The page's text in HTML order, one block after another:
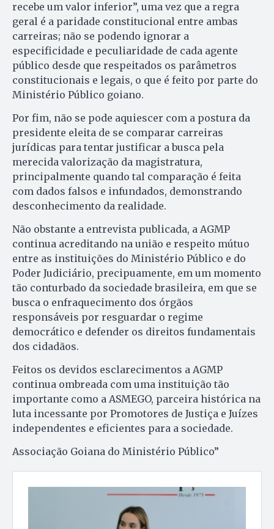
recebe um valor inferior”, uma vez que a regra
geral é a paridade constitucional entre ambas
carreiras; não se podendo ignorar a
especificidade e peculiaridade de cada agente
público desde que respeitados os parâmetros
constitucionais e legais, o que é feito por parte do
Ministério Público goiano.
Por fim, não se pode aquiescer com a postura da
presidente eleita de se comparar carreiras
jurídicas para tentar justificar a busca pela
merecida valorização da magistratura,
principalmente quando tal comparação é feita
com dados falsos e infundados, demonstrando
desconhecimento da realidade.
Não obstante a entrevista publicada, a AGMP
continua acreditando na união e respeito mútuo
entre as instituições do Ministério Público e do
Poder Judiciário, precipuamente, em um momento
tão conturbado da sociedade brasileira, em que se
busca o enfraquecimento dos órgãos
responsáveis por resguardar o regime
democrático e defender os direitos fundamentais
dos cidadãos.
Feitos os devidos esclarecimentos a AGMP
continua ombreada com uma instituição tão
importante como a ASMEGO, parceira histórica na
luta incessante por Promotores de Justiça e Juízes
independentes e eficientes para a sociedade.
Associação Goiana do Ministério Público”